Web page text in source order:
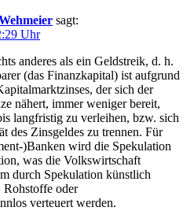
sagt:
Uhr
anderes als ein Geldstreik, d. h.
(das Finanzkapital) ist aufgrund
der sich der
nähert, immer weniger bereit,
langfristig zu verleihen, bzw. sich
des Zinsgeldes zu trennen. Für
)Banken wird die Spekulation
was die Volkswirtschaft
durch Spekulation künstlich
Rohstoffe oder
verteuert werden.